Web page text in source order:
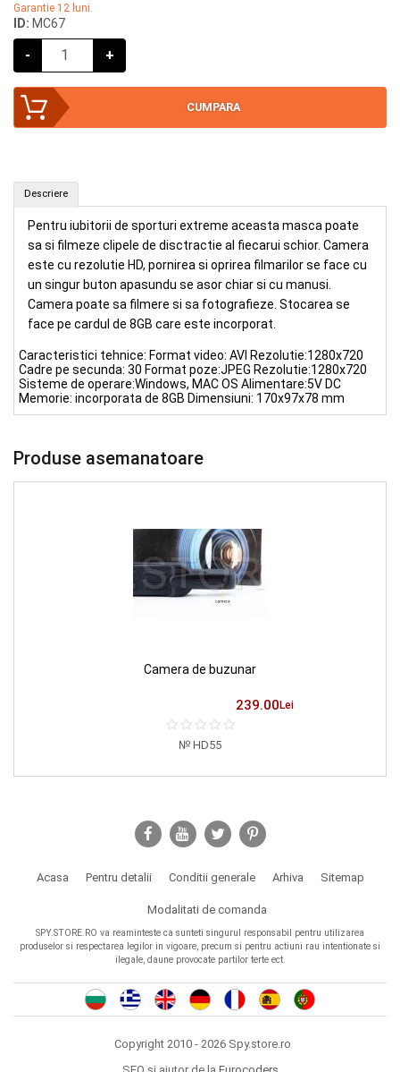
Garantie 12 luni.
ID: MC67
- +
CUMPARA
Descriere
Pentru iubitorii de sporturi extreme aceasta masca poate
sa si filmeze clipele de disctractie al fiecarui schior. Camera
este cu rezolutie HD, pornirea si oprirea filmarilor se face cu
un singur buton apasundu se asor chiar si cu manusi.
Camera poate sa filmere si sa fotografieze. Stocarea se
face pe cardul de 8GB care este incorporat.
Caracteristici tehnice: Format video: AVI Rezolutie:1280х720
Cadre pe secunda: 30 Format poze:JPEG Rezolutie:1280х720
Sisteme de operare:Windows, MAC OS Alimentare:5V DC
Memorie: incorporata de 8GB Dimensiuni: 170х97х78 mm
Produse asemanatoare
Camera de buzunar
239.00Lei
HD55
Acasa Pentru detalii Conditii generale Arhiva Sitemap
Modalitati de comanda
SPY.STORE.RO va reaminteste ca sunteti singurul responsabil pentru utilizarea
produselor si respectarea legilor in vigoare, precum si pentru actiuni rau intentionate si
ilegale, daune provocate partilor terte ect.
Copyright 2010 - 2026 Spy.store.ro